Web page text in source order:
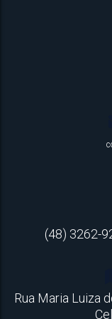
(48) 3262-
Rua Maria Luiza